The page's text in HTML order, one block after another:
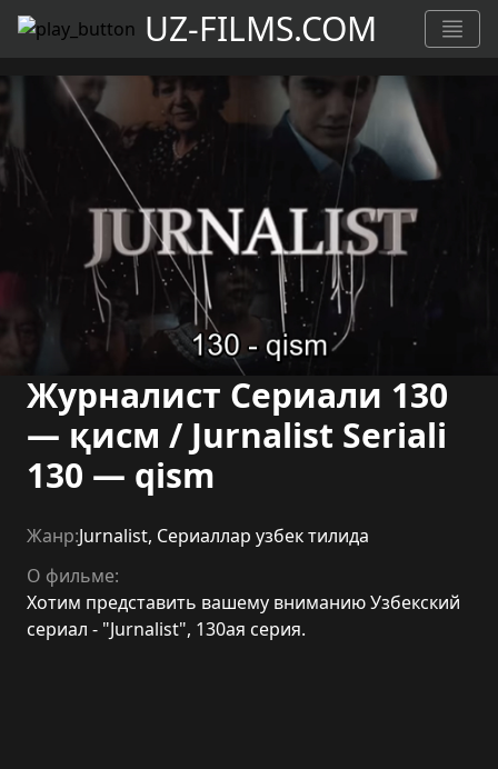
UZ-FILMS.COM
Журналист Сериали 130
— қисм / Jurnalist Seriali
130 — qism
Жанр:Jurnalist, Сериаллар узбек тилида
О фильме:
Хотим представить вашему вниманию Узбекский
сериал - "Jurnalist", 130ая серия.